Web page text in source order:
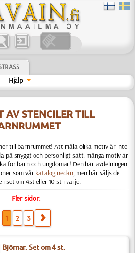
Hjälp
AV STENCILER TILL
till barnrummet! Att måla olika motiv är inte
på snyggt och personligt sätt, många motiv är
för barn och ungdomar! Den här avdelningen
som vår katalog nedan, men här säljs de
i set om 4st eller 10 st i varje.
Fler sidor:
1 2 3
Björnar. Set om 4 st.